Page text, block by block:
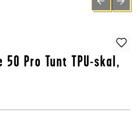
PREVIOUSNEXT
50 Pro Tunt TPU-skal,